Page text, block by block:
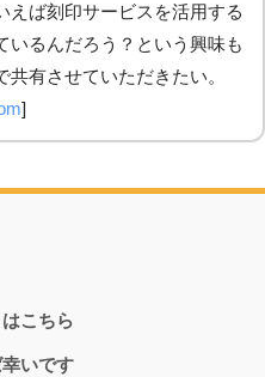
えば刻印サービスを活用する
いるんだろう？という興味も
共有させていただきたい。
]
こちら
いです